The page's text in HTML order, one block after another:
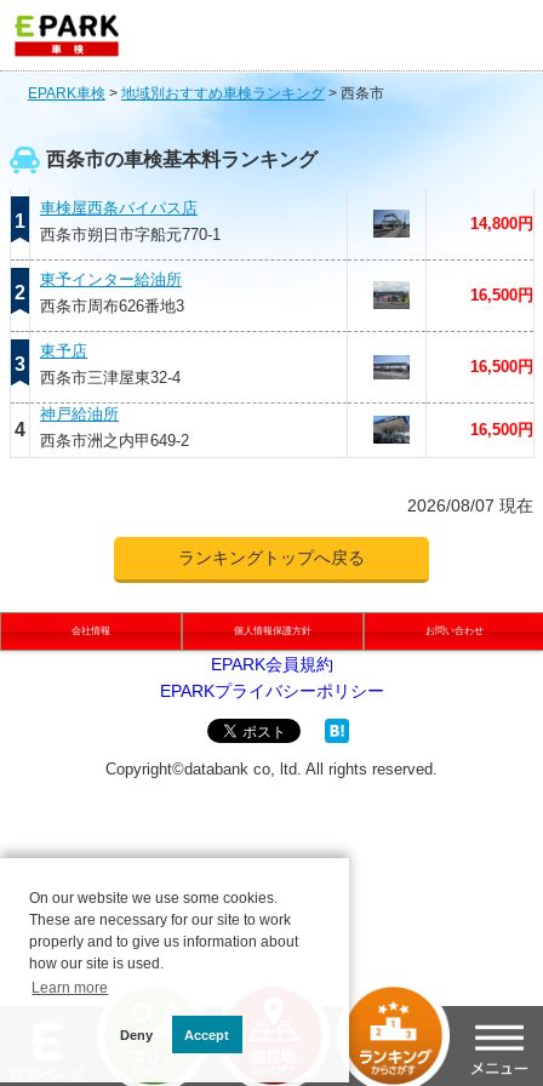
EPARK車検 > 地域別おすすめ車検ランキング> 西条市
西条市の車検基本料ランキング
1
車検屋西条バイパス店
西条市朔日市字船元770-1
14,800円
2
東予インター給油所
西条市周布626番地3
16,500円
3
東予店
西条市三津屋東32-4
16,500円
4
神戸給油所
西条市洲之内甲649-2
16,500円
2026/08/07 現在
ランキングトップへ戻る
会社情報 個人情報保護方針 お問い合わせ
On our website we use some cookies.
These are necessary for our site to work
properly and to give us information about
how our site is used.
Learn more
Deny Accept